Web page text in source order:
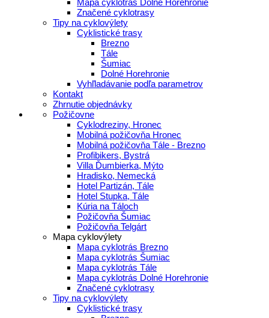
Mapa cyklotrás Dolné Horehronie
Značené cyklotrasy
Tipy na cyklovýlety
Cyklistické trasy
Brezno
Tále
Šumiac
Dolné Horehronie
Vyhľladávanie podľa parametrov
Kontakt
Zhrnutie objednávky
Požičovne
Cyklodreziny, Hronec
Mobilná požičovňa Hronec
Mobilná požičovňa Tále - Brezno
Profibikers, Bystrá
Villa Ďumbierka, Mýto
Hradisko, Nemecká
Hotel Partizán, Tále
Hotel Stupka, Tále
Kúria na Táloch
Požičovňa Šumiac
Požičovňa Telgárt
Mapa cyklovýlety
Mapa cyklotrás Brezno
Mapa cyklotrás Šumiac
Mapa cyklotrás Tále
Mapa cyklotrás Dolné Horehronie
Značené cyklotrasy
Tipy na cyklovýlety
Cyklistické trasy